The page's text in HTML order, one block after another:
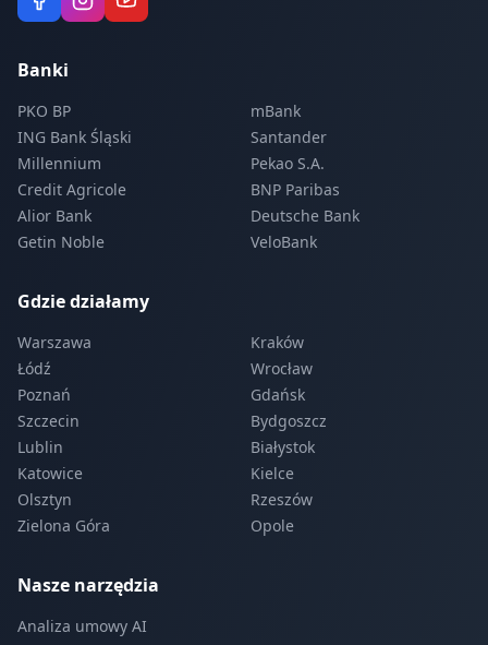
Banki
PKO BP
mBank
ING Bank Śląski
Santander
Millennium
Pekao S.A.
Credit Agricole
BNP Paribas
Alior Bank
Deutsche Bank
Getin Noble
VeloBank
Gdzie działamy
Warszawa
Kraków
Łódź
Wrocław
Poznań
Gdańsk
Szczecin
Bydgoszcz
Lublin
Białystok
Katowice
Kielce
Olsztyn
Rzeszów
Zielona Góra
Opole
Nasze narzędzia
Analiza umowy AI